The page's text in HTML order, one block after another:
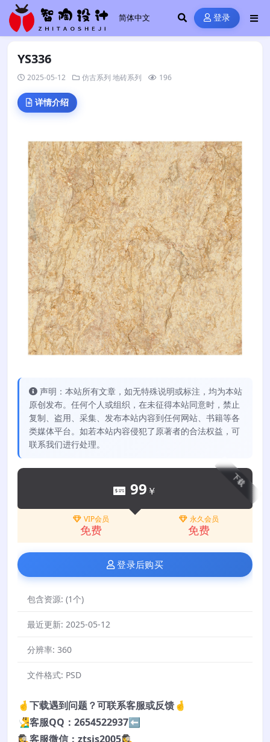
登录
YS336
2025-05-12 仿古系列 地砖系列 196
详情介绍
声明：本站所有文章，如无特殊说明或标注，均为本站
原创发布。任何个人或组织，在未征得本站同意时，禁止
复制、盗用、采集、发布本站内容到任何网站、书籍等各
类媒体平台。如若本站内容侵犯了原著者的合法权益，可
联系我们进行处理。
下载
99 ￥
VIP会员
免费
永久会员
免费
登录后购买
包含资源: (1个)
最近更新: 2025-05-12
分辨率: 360
文件格式: PSD
🤞下载遇到问题？可联系客服或反馈🤞
🧏‍♂️客服QQ：2654522937⬅️
🕵️‍♀️客服微信：ztsjs2005🕵️‍♀️